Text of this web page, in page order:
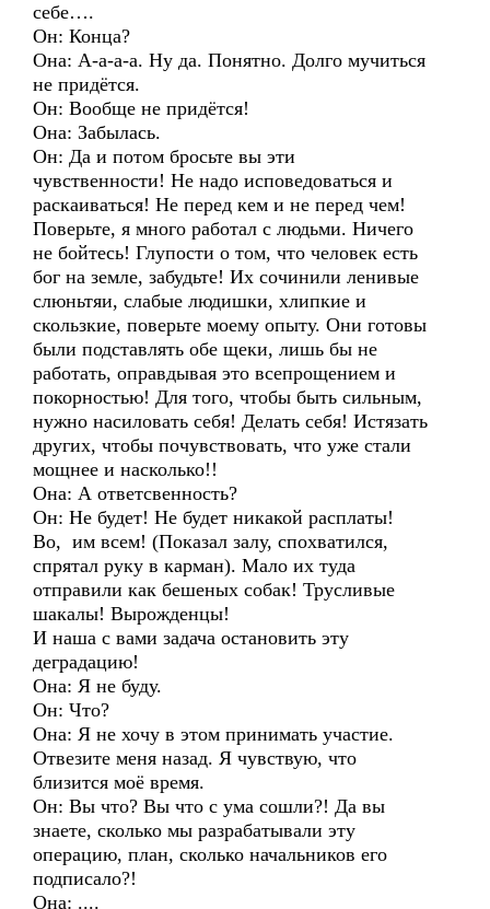
себе….
Он: Конца?
Она: А-а-а-а. Ну да. Понятно. Долго мучиться
не придётся.
Он: Вообще не придётся!
Она: Забылась.
Он: Да и потом бросьте вы эти
чувственности! Не надо исповедоваться и
раскаиваться! Не перед кем и не перед чем!
Поверьте, я много работал с людьми. Ничего
не бойтесь! Глупости о том, что человек есть
бог на земле, забудьте! Их сочинили ленивые
слюньтяи, слабые людишки, хлипкие и
скользкие, поверьте моему опыту. Они готовы
были подставлять обе щеки, лишь бы не
работать, оправдывая это всепрощением и
покорностью! Для того, чтобы быть сильным,
нужно насиловать себя! Делать себя! Истязать
других, чтобы почувствовать, что уже стали
мощнее и насколько!!
Она: А ответсвенность?
Он: Не будет! Не будет никакой расплаты!
Во, им всем! (Показал залу, спохватился,
спрятал руку в карман). Мало их туда
отправили как бешеных собак! Трусливые
шакалы! Вырожденцы!
И наша с вами задача остановить эту
деградацию!
Она: Я не буду.
Он: Что?
Она: Я не хочу в этом принимать участие.
Отвезите меня назад. Я чувствую, что
близится моё время.
Он: Вы что? Вы что с ума сошли?! Да вы
знаете, сколько мы разрабатывали эту
операцию, план, сколько начальников его
подписало?!
Она: ....